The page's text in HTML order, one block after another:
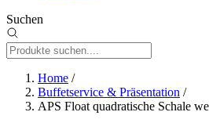
Suchen
Home /
Buffetservice & Präsentation /
APS Float quadratische Schale